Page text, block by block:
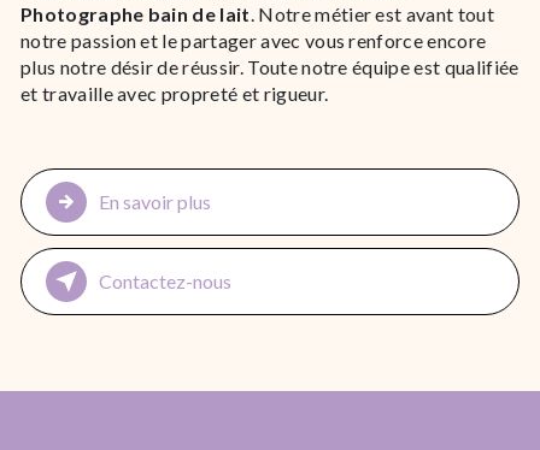
Photographe bain de lait. Notre métier est avant tout
notre passion et le partager avec vous renforce encore
plus notre désir de réussir. Toute notre équipe est qualifiée
et travaille avec propreté et rigueur.
En savoir plus
Contactez-nous